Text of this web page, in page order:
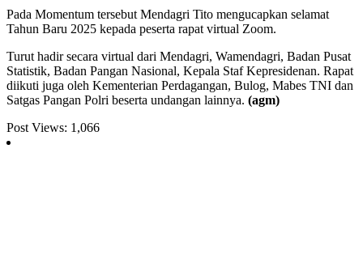
Pada Momentum tersebut Mendagri Tito mengucapkan selamat
Tahun Baru 2025 kepada peserta rapat virtual Zoom.
Turut hadir secara virtual dari Mendagri, Wamendagri, Badan Pusat
Statistik, Badan Pangan Nasional, Kepala Staf Kepresidenan. Rapat
diikuti juga oleh Kementerian Perdagangan, Bulog, Mabes TNI dan
Satgas Pangan Polri beserta undangan lainnya. (agm)
Post Views: 1,066